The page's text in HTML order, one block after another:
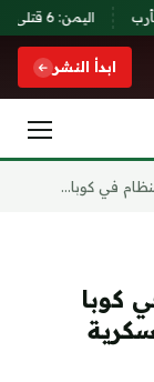
اليمن: 6 قتلى وجرحى من أسرة نازحة في قصف حوثي على مخيمات مأرب
ابدأ النشر
في كوبا...
كوبا